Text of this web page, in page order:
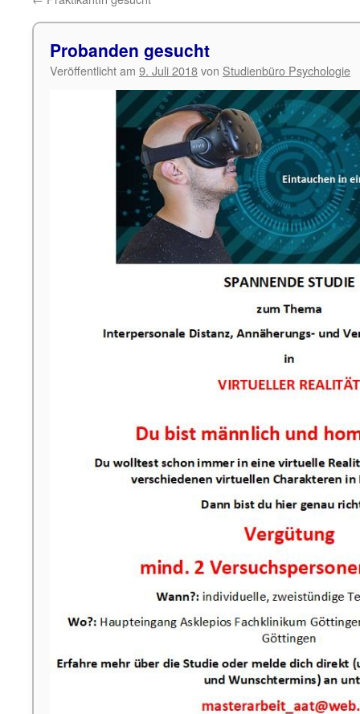
Probanden gesucht
Veröffentlicht am 9. Juli 2018von Studienbüro Psychologie